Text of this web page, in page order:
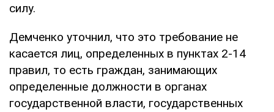
силу.
Демченко уточнил, что это требование не
касается лиц, определенных в пунктах 2-14
правил, то есть граждан, занимающих
определенные должности в органах
государственной власти, государственных